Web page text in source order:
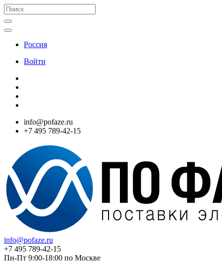
Россия
Войти
info@pofaze.ru
+7 495 789-42-15
info@pofaze.ru
+7 495 789-42-15
Пн-Пт 9:00-18:00 по Москве